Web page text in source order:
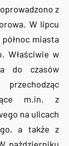
z
W lipcu
miasta
Właściwie w
do czasów
m.in. z
na ulicach
a także z